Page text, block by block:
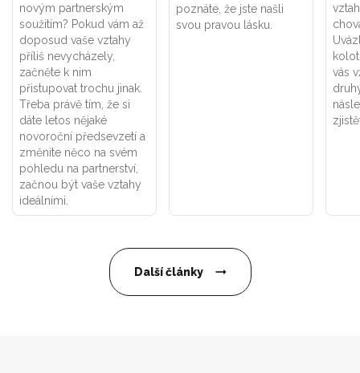
novým partnerským
soužitím? Pokud vám až
doposud vaše vztahy
příliš nevycházely,
začněte k nim
přistupovat trochu jinak.
Třeba právě tím, že si
dáte letos nějaké
novoroční předsevzetí a
změníte něco na svém
pohledu na partnerství,
začnou být vaše vztahy
ideálními.
poznáte, že jste našli
svou pravou lásku.
vás
Další články